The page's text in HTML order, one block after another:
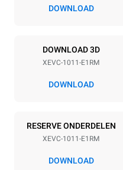
380-415V 3N~ / 220-240V
3~
50 / 60 Hz
42,6 kWh/dag
DOWNLOAD
DOWNLOAD 3D
XEVC-1011-E1RM
DOWNLOAD
RESERVE ONDERDELEN
XEVC-1011-E1RM
DOWNLOAD